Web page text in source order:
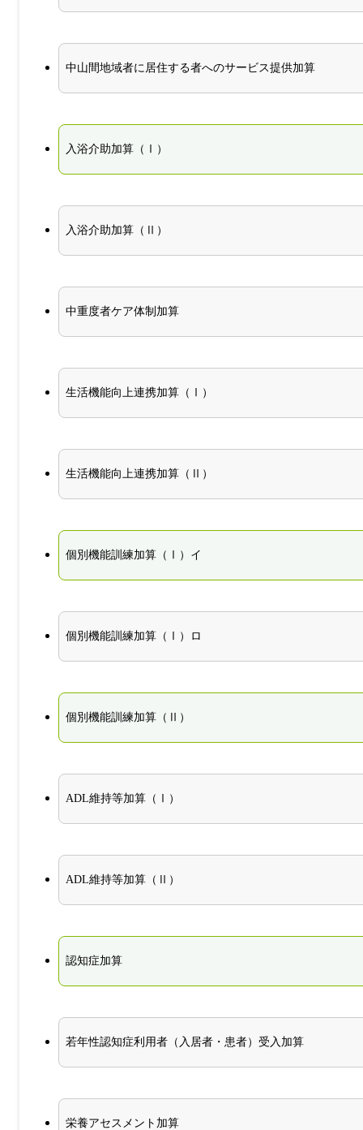
中山間地域者に居住する者へのサービス提供加算
入浴介助加算（Ⅰ）
入浴介助加算（Ⅱ）
中重度者ケア体制加算
生活機能向上連携加算（Ⅰ）
生活機能向上連携加算（Ⅱ）
個別機能訓練加算（Ⅰ）イ
個別機能訓練加算（Ⅰ）ロ
個別機能訓練加算（Ⅱ）
ADL維持等加算（Ⅰ）
ADL維持等加算（Ⅱ）
認知症加算
若年性認知症利用者（入居者・患者）受入加算
栄養アセスメント加算